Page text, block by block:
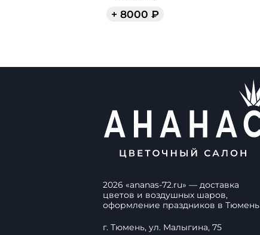
+ 8000 ₽
2026 «ananas-72.ru» — доставка
цветов и воздушных шаров,
оформление праздников в Тюмень
г. Тюмень, ул. Малыгина, 75